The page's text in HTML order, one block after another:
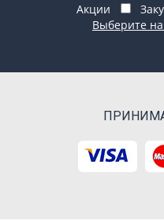
Акции
Выберите